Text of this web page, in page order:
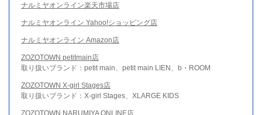
ナルミヤオンライン楽天市場店
ナルミヤオンライン Yahoo!ショッピング店
ナルミヤオンライン Amazon店
ZOZOTOWN petitmain店
取り扱いブランド：petit main、petit main LIEN、b・ROOM
ZOZOTOWN X-girl Stages店
取り扱いブランド：X-girl Stages、XLARGE KIDS
ZOZOTOWN NARUMIYA ONLINE店